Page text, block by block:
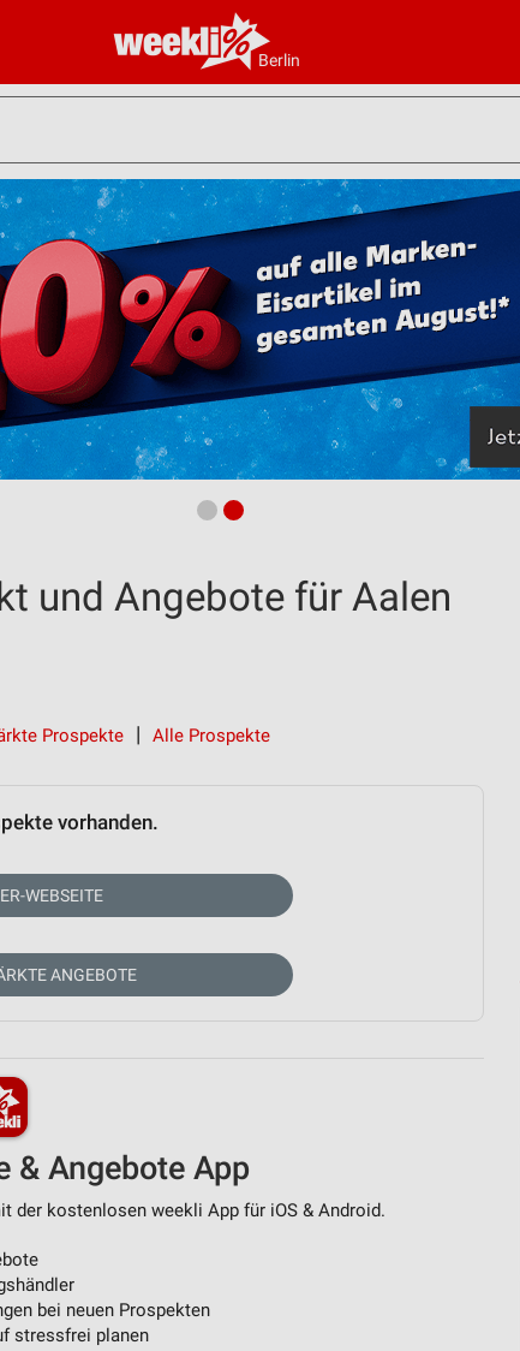
Berlin
und Angebote für Aalen
Prospekte Alle Prospekte
vorhanden.
WEBSEITE
ANGEBOTE
& Angebote App
der kostenlosen weekli App für iOS & Android.
bei neuen Prospekten
stressfrei planen